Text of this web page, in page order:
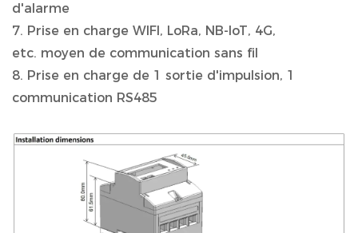
d'alarme
7. Prise en charge WIFI, LoRa, NB-IoT, 4G,
etc. moyen de communication sans fil
8. Prise en charge de 1 sortie d'impulsion, 1
communication RS485